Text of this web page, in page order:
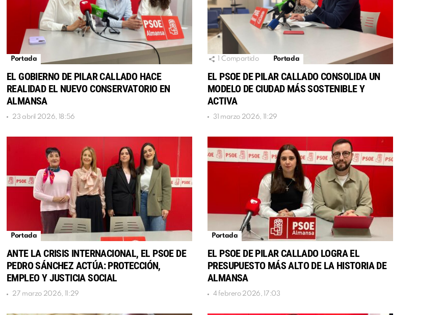
Portada
EL GOBIERNO DE PILAR CALLADO HACE
REALIDAD EL NUEVO CONSERVATORIO EN
ALMANSA
23 abril 2026, 18:56
Compartido Portada
EL PSOE DE PILAR CALLADO CONSOLIDA UN
MODELO DE CIUDAD MÁS SOSTENIBLE Y
ACTIVA
31 marzo 2026, 11:29
Portada
ANTE LA CRISIS INTERNACIONAL, EL PSOE DE
PEDRO SÁNCHEZ ACTÚA: PROTECCIÓN,
EMPLEO Y JUSTICIA SOCIAL
27 marzo 2026, 11:29
Portada
EL PSOE DE PILAR CALLADO LOGRA EL
PRESUPUESTO MÁS ALTO DE LA HISTORIA DE
ALMANSA
4 febrero 2026, 17:03